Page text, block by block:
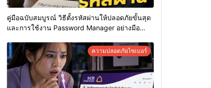
คู่มือฉบับสมบูรณ์ วิธีตั้งรหัสผ่านให้ปลอดภัยขั้นสุด
และการใช้งาน Password Manager อย่างมือ
ความปลอดภัยไซเบอร์